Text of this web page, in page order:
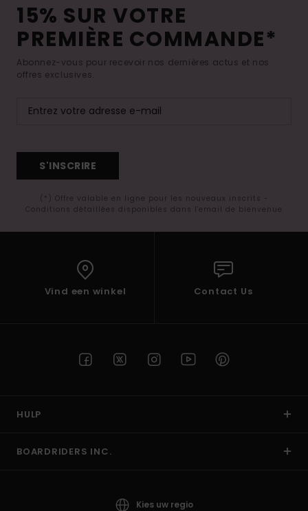
15% SUR VOTRE
PREMIÈRE COMMANDE*
Abonnez-vous pour recevoir nos dernières actus et nos
offres exclusives.
S'INSCRIRE
(*) Offre valable en ligne pour les nouveaux inscrits -
Conditions détaillées disponibles dans l'email de bienvenue
Vind een winkel Contact Us
HULP
BOARDRIDERS INC.
Kies uw regio